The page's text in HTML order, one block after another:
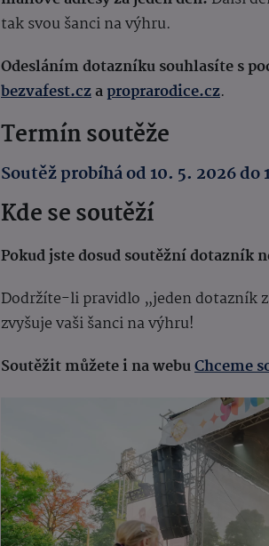
tak svou šanci na výhru.
Odesláním dotazníku souhlasíte s
bezvafest.czaproprarodice.cz.
Termín soutěže
Soutěž probíhá od 10. 5. 2026
Kde se soutěží
Pokud jste dosud soutěžní dotazník
Dodržíte-li pravidlo „jeden dotazník
zvyšuje vaši šanci na výhru!
Soutěžit můžete i na webuChceme